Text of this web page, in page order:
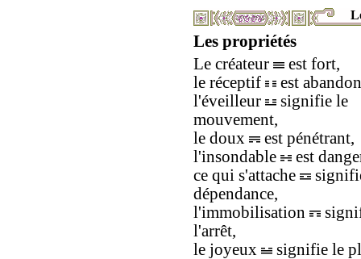
Les propriétés
Le créateur
est fort,
le réceptif
est
l'éveilleur
signifie le
mouvement,
le doux
est pénétrant,
l'insondable
est
ce qui s'attache
dépendance,
l'immobilisation
l'arrêt,
le joyeux
signifie le